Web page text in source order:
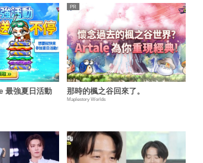
最強夏日活動 那時的楓之谷回來了。
Maplestory Worlds